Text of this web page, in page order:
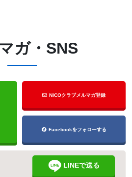
ガ・SNS
NICOクラブメルマガ登録
Facebookをフォローする
LINEで送る